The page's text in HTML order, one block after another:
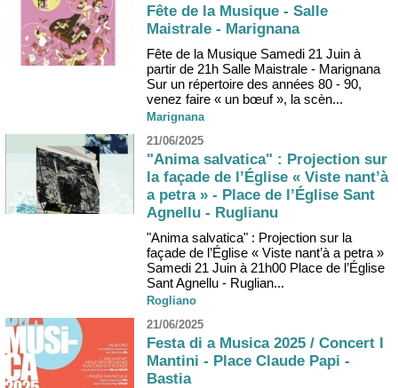
Fête de la Musique - Salle
Maistrale - Marignana
Fête de la Musique Samedi 21 Juin à
partir de 21h Salle Maistrale - Marignana
Sur un répertoire des années 80 - 90,
venez faire « un bœuf », la scèn...
Marignana
21/06/2025
"Anima salvatica" : Projection sur
la façade de l’Église « Viste nant’à
a petra » - Place de l’Église Sant
Agnellu - Ruglianu
"Anima salvatica" : Projection sur la
façade de l’Église « Viste nant’à a petra »
Samedi 21 Juin à 21h00 Place de l’Église
Sant Agnellu - Ruglian...
Rogliano
21/06/2025
Festa di a Musica 2025 / Concert I
Mantini - Place Claude Papi -
Bastia